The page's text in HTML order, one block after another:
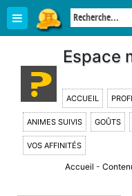
Espace
ACCUEIL
ANIMES SUIVIS GOÛTS
VOS AFFINITÉS
Accueil -